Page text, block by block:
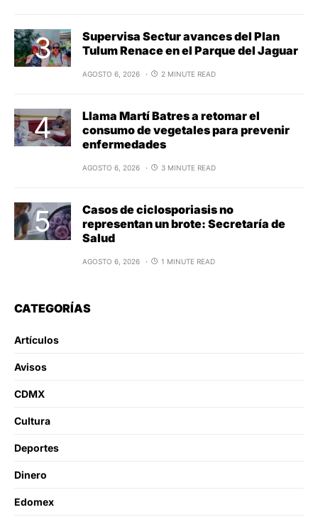
Supervisa Sectur avances del Plan
Tulum Renace en el Parque del Jaguar
AGOSTO 6, 2026 2 MINUTE READ
Llama Martí Batres a retomar el
consumo de vegetales para prevenir
enfermedades
AGOSTO 6, 2026 3 MINUTE READ
Casos de ciclosporiasis no
representan un brote: Secretaría de
Salud
AGOSTO 6, 2026 1 MINUTE READ
CATEGORÍAS
Artículos
Avisos
CDMX
Cultura
Deportes
Dinero
Edomex